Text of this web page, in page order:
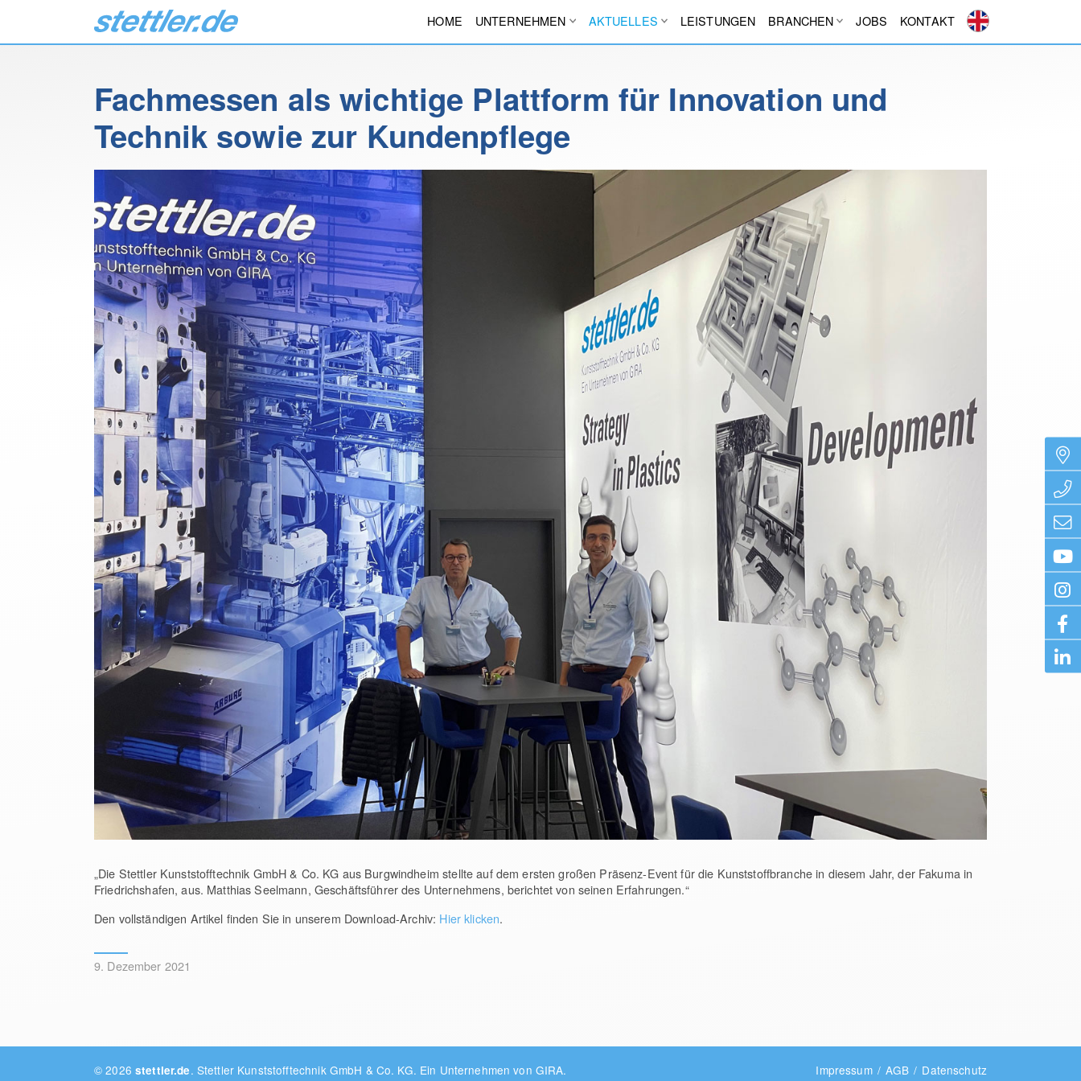
HOME UNTERNEHMEN AKTUELLES LEISTUNGEN BRANCHEN JOBS KONTAKT
Fachmessen als wichtige Plattform für Innovation und
Technik sowie zur Kundenpflege
„Die Stettler Kunststofftechnik GmbH & Co. KG aus Burgwindheim stellte auf dem ersten großen Präsenz-Event für die Kunststoffbranche in diesem Jahr, der Fakuma in
Friedrichshafen, aus. Matthias Seelmann, Geschäftsführer des Unternehmens, berichtet von seinen Erfahrungen.“
Den vollständigen Artikel finden Sie in unserem Download-Archiv: Hier klicken.
9. Dezember 2021
© 2026stettler.de. Stettler Kunststofftechnik GmbH & Co. KG. Ein Unternehmen von GIRA. Impressum AGB Datenschutz